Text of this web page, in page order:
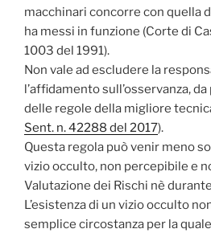
macchinari concorre con quella
ha messi in funzione (Corte di
1003 del 1991).
Non vale ad escludere la
l’affidamento sull’osservanza,
delle regole della migliore
Sent. n. 42288 del 2017).
Questa regola può venir meno
vizio occulto, non percepibile e
Valutazione dei Rischi nè
L’esistenza di un vizio occulto
semplice circostanza per la